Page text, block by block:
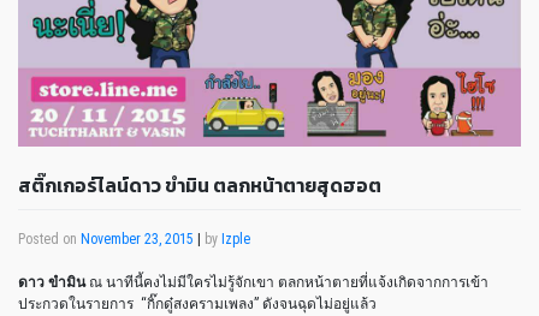
สติ๊กเกอร์ไลน์ดาว ขำมิน ตลกหน้าตายสุดฮอต
Posted on November 23, 2015 by Izple
ดาว ขำมินณ นาทีนี้คงไม่มีใครไม่รู้จักเขา ตลกหน้าตายที่แจ้งเกิดจากการเข้า
ประกวดในรายการ “กิ๊กดู๋สงครามเพลง” ดังจนฉุดไม่อยู่แล้ว